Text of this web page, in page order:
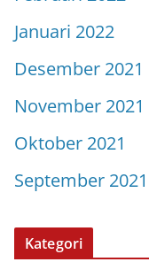
Januari 2022
Desember 2021
November 2021
Oktober 2021
September 2021
Kategori